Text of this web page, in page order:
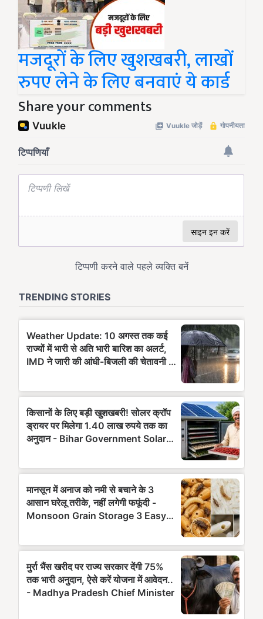
मजदूरों के लिए खुशखबरी, लाखों
रुपए लेने के लिए बनवाएं ये कार्ड
Share your comments